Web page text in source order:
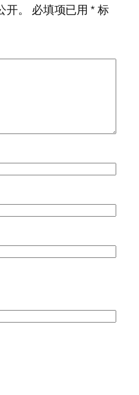
。 必填项已用*标